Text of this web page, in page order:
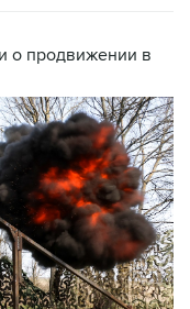
о продвижении в